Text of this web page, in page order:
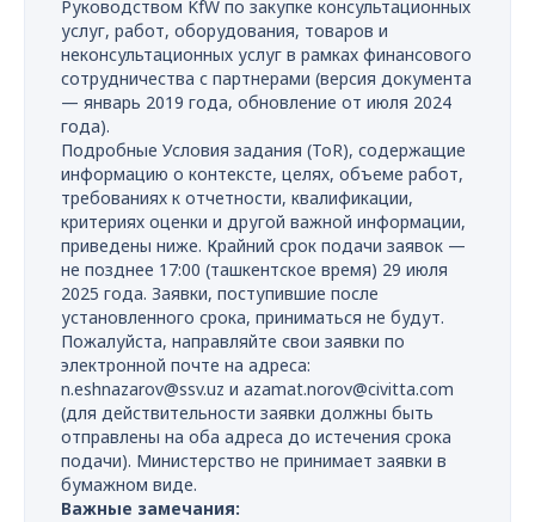
Руководством KfW по закупке консультационных
услуг, работ, оборудования, товаров и
неконсультационных услуг в рамках финансового
сотрудничества с партнерами (версия документа
— январь 2019 года, обновление от июля 2024
года).
Подробные Условия задания (ToR), содержащие
информацию о контексте, целях, объеме работ,
требованиях к отчетности, квалификации,
критериях оценки и другой важной информации,
приведены ниже. Крайний срок подачи заявок —
не позднее 17:00 (ташкентское время) 29 июля
2025 года. Заявки, поступившие после
установленного срока, приниматься не будут.
Пожалуйста, направляйте свои заявки по
электронной почте на адреса:
n.eshnazarov@ssv.uz и azamat.norov@civitta.com
(для действительности заявки должны быть
отправлены на оба адреса до истечения срока
подачи). Министерство не принимает заявки в
бумажном виде.
Важные замечания: